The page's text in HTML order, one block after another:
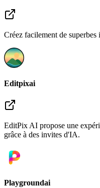
Créez facilement de superbes
Editpixai
EditPix AI propose une
grâce à des invites d'IA.
Playgroundai